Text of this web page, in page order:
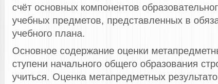
счёт основных компонентов
учебных предметов, представленных в
учебного плана.
Основное содержание оценки
ступени начального общего образования
учиться. Оценка метапредметных